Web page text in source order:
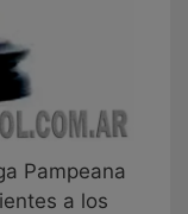
Pampeana
a los